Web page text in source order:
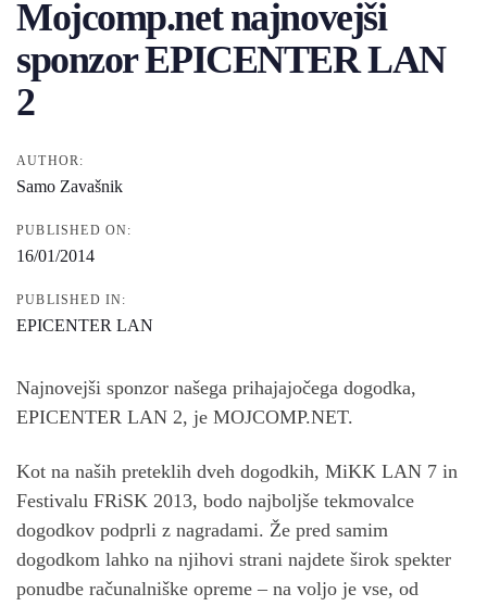
Mojcomp.net najnovejši
sponzor EPICENTER LAN
2
AUTHOR:
Samo Zavašnik
PUBLISHED ON:
16/01/2014
PUBLISHED IN:
EPICENTER LAN
Najnovejši sponzor našega prihajajočega dogodka,
EPICENTER LAN 2, je MOJCOMP.NET.
Kot na naših preteklih dveh dogodkih, MiKK LAN 7 in
Festivalu FRiSK 2013, bodo najboljše tekmovalce
dogodkov podprli z nagradami. Že pred samim
dogodkom lahko na njihovi strani najdete širok spekter
ponudbe računalniške opreme – na voljo je vse, od